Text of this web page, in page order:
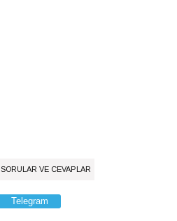
SORULAR VE CEVAPLAR
Telegram